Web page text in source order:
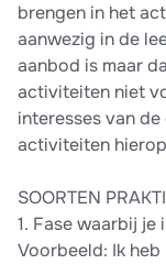
brengen in het
aanwezig in de
aanbod is maar
activiteiten niet
interesses van
activiteiten
SOORTEN
1. Fase waarbij
Voorbeeld: Ik heb